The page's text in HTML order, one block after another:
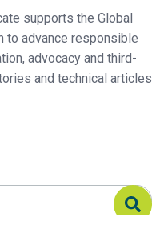
supports the Global
to advance responsible
advocacy and third-
and technical articles